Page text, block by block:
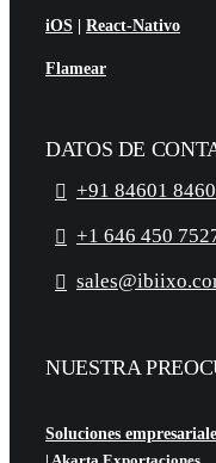
iOS| React-Nativo
Flamear
DATOS DE
+91 84601
+1 646 450
NUESTRA
Soluciones